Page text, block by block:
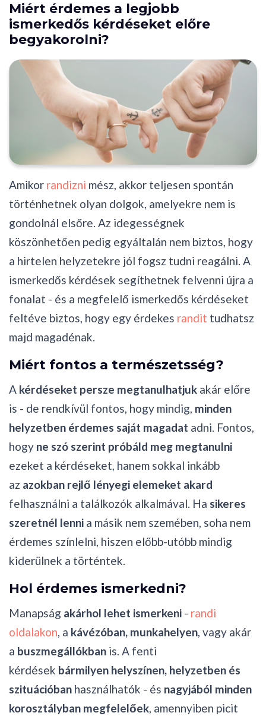
Miért érdemes a legjobb
ismerkedős kérdéseket előre
begyakorolni?
Amikor randizni mész, akkor teljesen spontán
történhetnek olyan dolgok, amelyekre nem is
gondolnál elsőre. Az idegességnek
köszönhetően pedig egyáltalán nem biztos, hogy
a hirtelen helyzetekre jól fogsz tudni reagálni. A
ismerkedős kérdések segíthetnek felvenni újra a
fonalat - és a megfelelő ismerkedős kérdéseket
feltéve biztos, hogy egy érdekes randit tudhatsz
majd magadénak.
Miért fontos a természetsség?
A kérdéseket persze megtanulhatjuk akár előre
is - de rendkívül fontos, hogy mindig, minden
helyzetben érdemes saját magadat adni. Fontos,
hogy ne szó szerint próbáld meg megtanulni
ezeket a kérdéseket, hanem sokkal inkább
az azokban rejlő lényegi elemeket akard
felhasználni a találkozók alkalmával. Ha sikeres
szeretnél lenni a másik nem szemében, soha nem
érdemes színlelni, hiszen előbb-utóbb mindig
kiderülnek a történtek.
Hol érdemes ismerkedni?
Manapság akárhol lehet ismerkeni - randi
oldalakon , a kávézóban, munkahelyen , vagy akár
a buszmegállókban is. A fenti
kérdések bármilyen helyszínen, helyzetben és
szituációban használhatók - és nagyjából minden
korosztályban megfelelőek , amennyiben picit